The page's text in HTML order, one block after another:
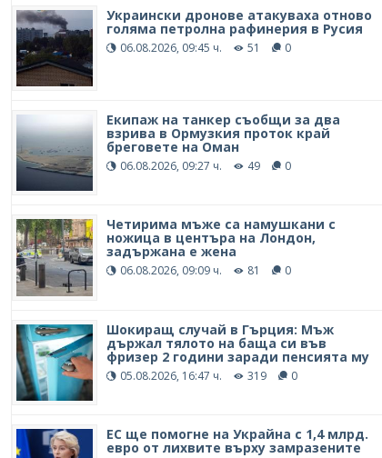
Украински дронове атакуваха отново
голяма петролна рафинерия в Русия
06.08.2026, 09:45 ч. 51 0
Екипаж на танкер съобщи за два
взрива в Ормузкия проток край
бреговете на Оман
06.08.2026, 09:27 ч. 49 0
Четирима мъже са намушкани с
ножица в центъра на Лондон,
задържана е жена
06.08.2026, 09:09 ч. 81 0
Шокиращ случай в Гърция: Мъж
държал тялото на баща си във
фризер 2 години заради пенсията му
05.08.2026, 16:47 ч. 319 0
ЕС ще помогне на Украйна с 1,4 млрд.
евро от лихвите върху замразените